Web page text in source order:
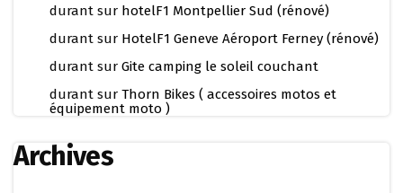
durant sur hotelF1 Montpellier Sud (rénové)
durant sur HotelF1 Geneve Aéroport Ferney (rénové)
durant sur Gite camping le soleil couchant
durant sur Thorn Bikes ( accessoires motos et
équipement moto )
Archives